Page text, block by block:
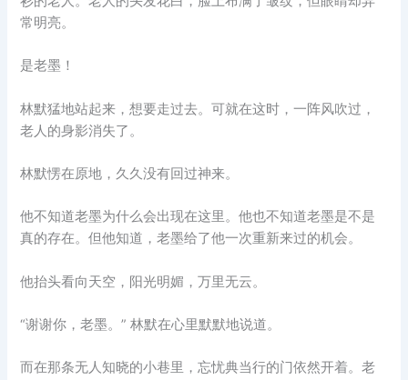
常明亮。
是老墨！
林默猛地站起来，想要走过去。可就在这时，一阵风吹过，
老人的身影消失了。
林默愣在原地，久久没有回过神来。
他不知道老墨为什么会出现在这里。他也不知道老墨是不是
真的存在。但他知道，老墨给了他一次重新来过的机会。
他抬头看向天空，阳光明媚，万里无云。
“谢谢你，老墨。” 林默在心里默默地说道。
而在那条无人知晓的小巷里，忘忧典当行的门依然开着。老